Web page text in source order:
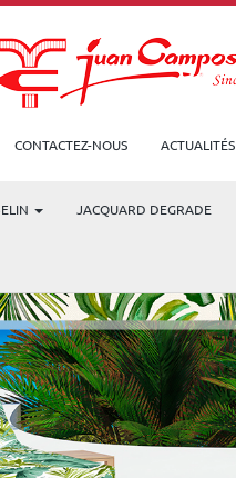
CONTACTEZ-NOUS ACTUALITÉS
JACQUARD DEGRADE